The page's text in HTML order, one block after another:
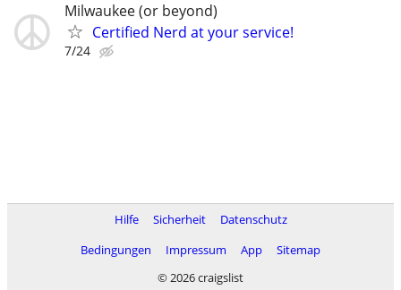
Milwaukee (or beyond)
Certified Nerd at your service!
7/24
Hilfe Sicherheit
Datenschutz
Bedingungen
Impressum App
Sitemap
© 2026 craigslist